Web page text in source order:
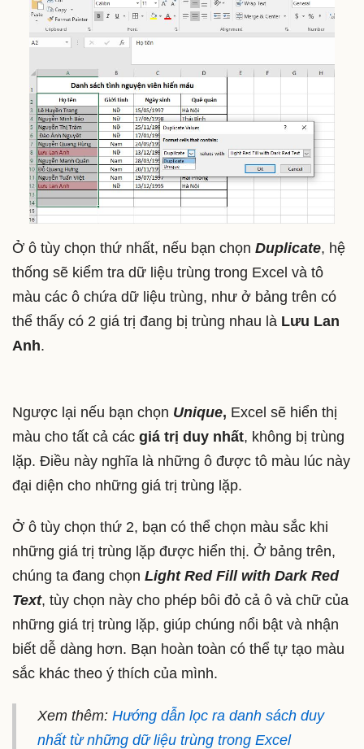
Ở ô tùy chọn thứ nhất, nếu bạn chọn Duplicate, hệ
thống sẽ kiểm tra dữ liệu trùng trong Excel và tô
màu các ô chứa dữ liệu trùng, như ở bảng trên có
thể thấy có 2 giá trị đang bị trùng nhau là Lưu Lan
Anh.
Ngược lại nếu bạn chọn Unique, Excel sẽ hiển thị
màu cho tất cả các giá trị duy nhất, không bị trùng
lặp. Điều này nghĩa là những ô được tô màu lúc này
đại diện cho những giá trị trùng lặp.
Ở ô tùy chọn thứ 2, bạn có thể chọn màu sắc khi
những giá trị trùng lặp được hiển thị. Ở bảng trên,
chúng ta đang chọn Light Red Fill with Dark Red
Text, tùy chọn này cho phép bôi đỏ cả ô và chữ của
những giá trị trùng lặp, giúp chúng nổi bật và nhận
biết dễ dàng hơn. Bạn hoàn toàn có thể tự tạo màu
sắc khác theo ý thích của mình.
Xem thêm: Hướng dẫn lọc ra danh sách duy
nhất từ những dữ liệu trùng trong Excel